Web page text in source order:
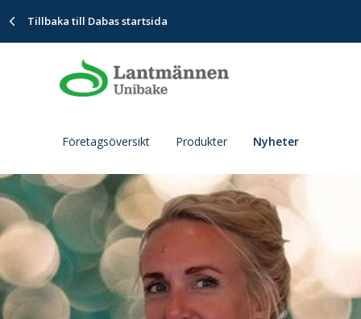
Tillbaka till Dabas startsida
Företagsöversikt Produkter Nyheter